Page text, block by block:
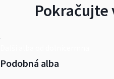
Podobná alba